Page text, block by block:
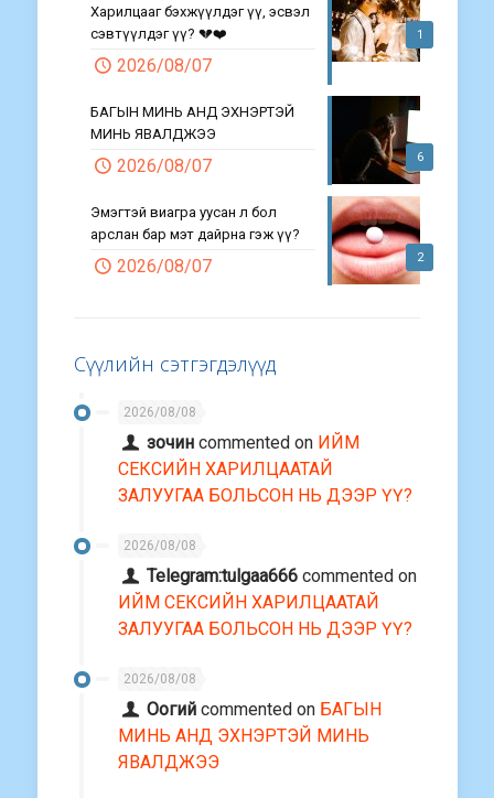
1
Харилцааг бэхжүүлдэг үү, эсвэл
сэвтүүлдэг үү? 💔❤️
2026/08/07
6
БАГЫН МИНЬ АНД ЭХНЭРТЭЙ
МИНЬ ЯВАЛДЖЭЭ
2026/08/07
2
Эмэгтэй виагра уусан л бол
арслан бар мэт дайрна гэж үү?
2026/08/07
Сүүлийн сэтгэгдэлүүд
2026/08/08
зочин commented on ИЙМ
СЕКСИЙН ХАРИЛЦААТАЙ
ЗАЛУУГАА БОЛЬСОН НЬ ДЭЭР ҮҮ?
2026/08/08
Telegram:tulgaa666 commented on
ИЙМ СЕКСИЙН ХАРИЛЦААТАЙ
ЗАЛУУГАА БОЛЬСОН НЬ ДЭЭР ҮҮ?
2026/08/08
Оогий commented on БАГЫН
МИНЬ АНД ЭХНЭРТЭЙ МИНЬ
ЯВАЛДЖЭЭ